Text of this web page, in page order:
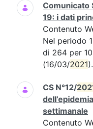
Comunicato
19: i dati
Contenuto
Nel periodo
di 264 per
(16/03/2021
CS N°12/
settimanale
Contenuto